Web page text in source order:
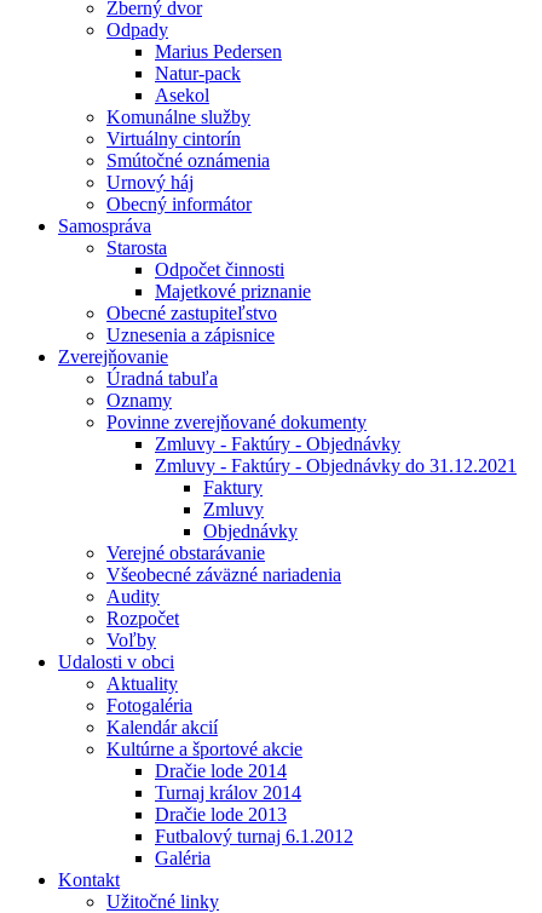
Zberný dvor
Odpady
Marius Pedersen
Natur-pack
Asekol
Komunálne služby
Virtuálny cintorín
Smútočné oznámenia
Urnový háj
Obecný informátor
Samospráva
Starosta
Odpočet činnosti
Majetkové priznanie
Obecné zastupiteľstvo
Uznesenia a zápisnice
Zverejňovanie
Úradná tabuľa
Oznamy
Povinne zverejňované dokumenty
Zmluvy - Faktúry - Objednávky
Zmluvy - Faktúry - Objednávky do 31.12.2021
Faktury
Zmluvy
Objednávky
Verejné obstarávanie
Všeobecné záväzné nariadenia
Audity
Rozpočet
Voľby
Udalosti v obci
Aktuality
Fotogaléria
Kalendár akcií
Kultúrne a športové akcie
Dračie lode 2014
Turnaj králov 2014
Dračie lode 2013
Futbalový turnaj 6.1.2012
Galéria
Kontakt
Užitočné linky